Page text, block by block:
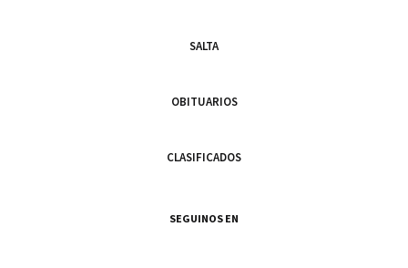
SALTA
OBITUARIOS
CLASIFICADOS
SEGUINOS EN